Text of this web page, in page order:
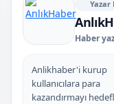
Yazar
Haber
Anlikhaber'i kurup
kullanıcılara para
kazandırmayı